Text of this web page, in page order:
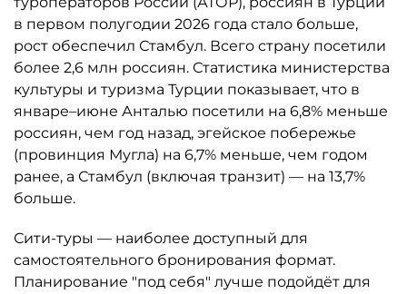
в первом полугодии 2026 года стало больше,
рост обеспечил Стамбул. Всего страну посетили
более 2,6 млн россиян. Статистика министерства
культуры и туризма Турции показывает, что в
январе–июне Анталью посетили на 6,8% меньше
россиян, чем год назад, эгейское побережье
(провинция Мугла) на 6,7% меньше, чем годом
ранее, а Стамбул (включая транзит) — на 13,7%
больше.
Сити-туры — наиболее доступный для
самостоятельного бронирования формат.
Планирование "под себя" лучше подойдёт для